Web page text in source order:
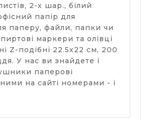
2-х шар., білий
папір для
паперу, файли, папки чи
маркери та олівці
Z-подібні 22.5х22 см, 200
У нас ви знайдете і
паперові
на сайті номерами - і